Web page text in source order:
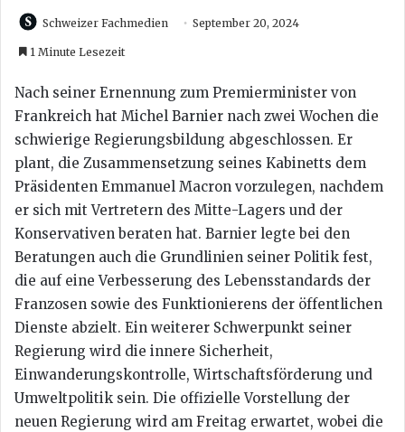
Schweizer Fachmedien September 20, 2024
1 Minute Lesezeit
Nach seiner Ernennung zum Premierminister von
Frankreich hat Michel Barnier nach zwei Wochen die
schwierige Regierungsbildung abgeschlossen. Er
plant, die Zusammensetzung seines Kabinetts dem
Präsidenten Emmanuel Macron vorzulegen, nachdem
er sich mit Vertretern des Mitte-Lagers und der
Konservativen beraten hat. Barnier legte bei den
Beratungen auch die Grundlinien seiner Politik fest,
die auf eine Verbesserung des Lebensstandards der
Franzosen sowie des Funktionierens der öffentlichen
Dienste abzielt. Ein weiterer Schwerpunkt seiner
Regierung wird die innere Sicherheit,
Einwanderungskontrolle, Wirtschaftsförderung und
Umweltpolitik sein. Die offizielle Vorstellung der
neuen Regierung wird am Freitag erwartet, wobei die